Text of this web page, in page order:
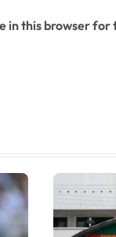
in this browser